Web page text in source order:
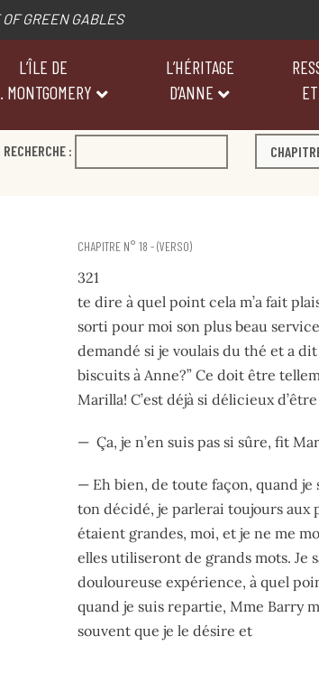
GREEN GABLES
L’ÎLE DE
MONTGOMERY
L’HÉRITAGE
D’ANNE
RECHERCHE :
CHAPITRE N° 18 - (VERSO)
321
te dire à quel point cela m’a fait
sorti pour moi son plus beau
demandé si je voulais du thé et a dit
biscuits à Anne?” Ce doit être
Marilla! C’est déjà si délicieux
— Ça, je n’en suis pas si sûre, fit
— Eh bien, de toute façon, quand je
ton décidé, je parlerai toujours aux
étaient grandes, moi, et je ne me
elles utiliseront de grands mots. Je
douloureuse expérience, à quel
quand je suis repartie, Mme Barry
souvent que je le désire et